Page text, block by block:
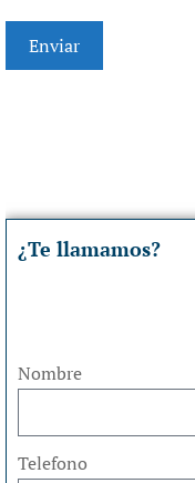
¿Te llamamos?
Nombre
Telefono